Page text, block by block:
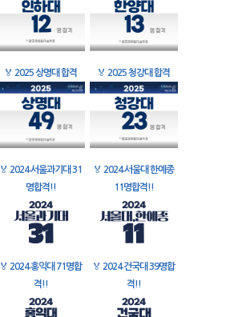
🏅 2025 상명대 합격 🏅 2025 청강대 합격
🏅 2024 서울과기대 31
명합격!!
🏅 2024 서울대 한예종
11명합격!!
🏅 2024 홍익대 71명합
격!!
🏅 2024 건국대 39명합
격!!